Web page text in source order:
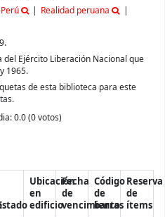
Realidad peruana
del Ejército Liberación Nacional que
1965.
de esta biblioteca para este
0.0 (0 votos)
Ubicación
en
edificio
Fecha
de
vencimiento
Código
de
barras
Reserva
de
ítems